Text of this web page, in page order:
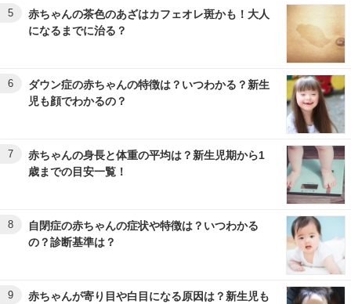
5
赤ちゃんの茶色のあざはカフェオレ斑かも！大人
になるまでに治る？
6
ダウン症の赤ちゃんの特徴は？いつわかる？新生
児も顔でわかるの？
7
赤ちゃんの身長と体重の平均は？新生児期から1
歳までの目安一覧！
8
自閉症の赤ちゃんの症状や特徴は？いつわかる
の？診断基準は？
9
赤ちゃんが寄り目や白目になる原因は？新生児も